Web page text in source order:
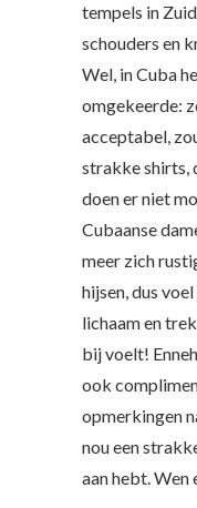
tempels in
schouders en
Wel, in Cuba
omgekeerde:
acceptabel,
strakke shirts,
doen er niet
Cubaanse
meer zich
hijsen, dus
lichaam en
bij voelt!
ook
opmerkingen
nou een
aan hebt. Wen